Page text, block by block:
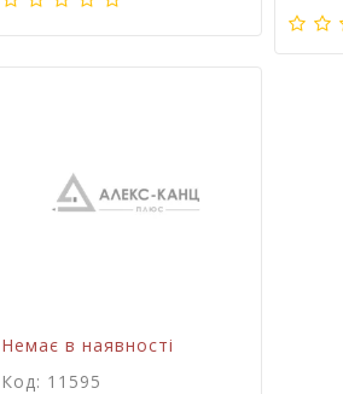
Немає в наявності
Код: 11595